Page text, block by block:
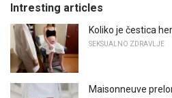
Intresting articles
Koliko je čestica
SEKSUALNO ZDRAVLJE
Maisonneuve